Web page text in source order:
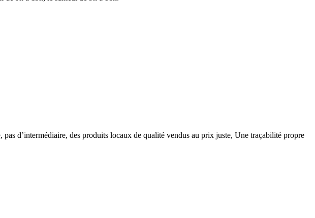
d’intermédiaire, des produits locaux de qualité vendus au prix juste, Une traçabilité propre